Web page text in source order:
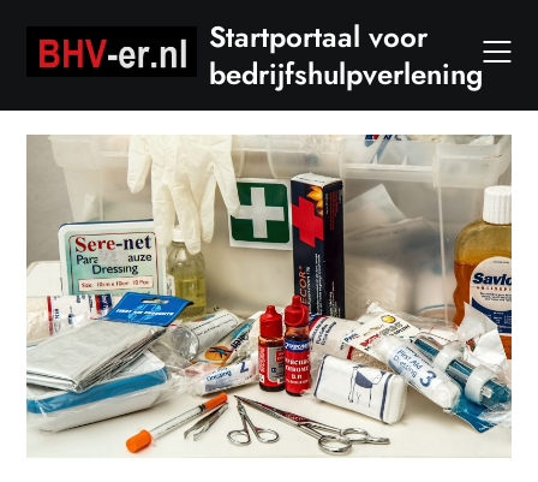
content
Startportaal voor
bedrijfshulpverlening